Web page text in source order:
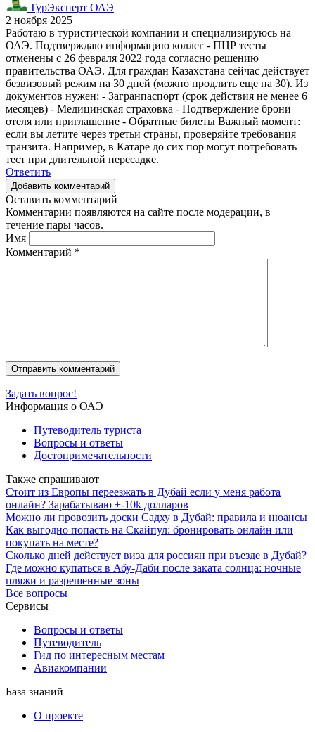
ТурЭксперт ОАЭ
2 ноября 2025
Работаю в туристической компании и специализируюсь на
ОАЭ. Подтверждаю информацию коллег - ПЦР тесты
отменены с 26 февраля 2022 года согласно решению
правительства ОАЭ. Для граждан Казахстана сейчас действует
безвизовый режим на 30 дней (можно продлить еще на 30). Из
документов нужен: - Загранпаспорт (срок действия не менее 6
месяцев) - Медицинская страховка - Подтверждение брони
отеля или приглашение - Обратные билеты Важный момент:
если вы летите через третьи страны, проверяйте требования
транзита. Например, в Катаре до сих пор могут потребовать
тест при длительной пересадке.
Ответить
Добавить комментарий
Оставить комментарий
Комментарии появляются на сайте после модерации, в
течение пары часов.
Имя
Комментарий *
Задать вопрос!
Информация о ОАЭ
Путеводитель туриста
Вопросы и ответы
Достопримечательности
Также спрашивают
Стоит из Европы переезжать в Дубай если у меня работа
онлайн? Зарабатываю +-10k долларов
Можно ли провозить доски Садху в Дубай: правила и нюансы
Как выгодно попасть на Скайпул: бронировать онлайн или
покупать на месте?
Сколько дней действует виза для россиян при въезде в Дубай?
Где можно купаться в Абу-Даби после заката солнца: ночные
пляжи и разрешенные зоны
Все вопросы
Сервисы
Вопросы и ответы
Путеводитель
Гид по интересным местам
Авиакомпании
База знаний
О проекте